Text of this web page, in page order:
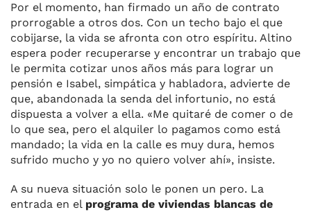
Por el momento, han firmado un año de contrato
prorrogable a otros dos. Con un techo bajo el que
cobijarse, la vida se afronta con otro espíritu. Altino
espera poder recuperarse y encontrar un trabajo que
le permita cotizar unos años más para lograr un
pensión e Isabel, simpática y habladora, advierte de
que, abandonada la senda del infortunio, no está
dispuesta a volver a ella. «Me quitaré de comer o de
lo que sea, pero el alquiler lo pagamos como está
mandado; la vida en la calle es muy dura, hemos
sufrido mucho y yo no quiero volver ahí», insiste.
A su nueva situación solo le ponen un pero. La
entrada en el programa de viviendas blancas de